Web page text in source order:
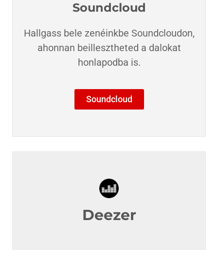
Soundcloud
Hallgass bele zenéinkbe Soundcloudon,
ahonnan beillesztheted a dalokat
honlapodba is.​
Soundcloud
Deezer